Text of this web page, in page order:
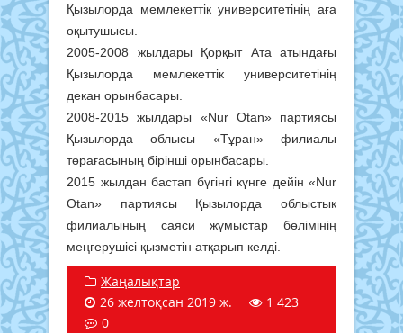
Қызылорда мемлекеттік университетінің аға
оқытушысы.
2005-2008 жылдары Қорқыт Ата атындағы
Қызылорда мемлекеттік университетінің
декан орынбасары.
2008-2015 жылдары «Nur Otan» партиясы
Қызылорда облысы «Тұран» филиалы
төрағасының бірінші орынбасары.
2015 жылдан бастап бүгінгі күнге дейін «Nur
Otan» партиясы Қызылорда облыстық
филиалының саяси жұмыстар бөлімінің
меңгерушісі қызметін атқарып келді.
Жаңалықтар
26 желтоқсан 2019 ж.
1 423
0